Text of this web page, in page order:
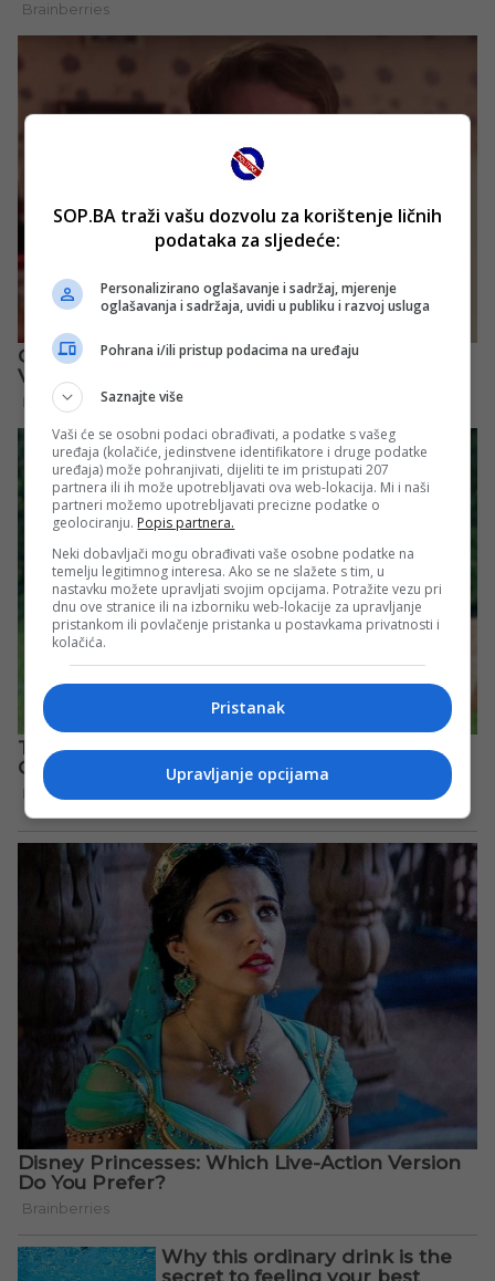
SOP.BA traži vašu dozvolu za korištenje ličnih
podataka za sljedeće:
Personalizirano oglašavanje i sadržaj, mjerenje
oglašavanja i sadržaja, uvidi u publiku i razvoj usluga
Pohrana i/ili pristup podacima na uređaju
Saznajte više
Vaši će se osobni podaci obrađivati, a podatke s vašeg
uređaja (kolačiće, jedinstvene identifikatore i druge podatke
uređaja) može pohranjivati, dijeliti te im pristupati 207
partnera ili ih može upotrebljavati ova web-lokacija. Mi i naši
partneri možemo upotrebljavati precizne podatke o
geolociranju. Popis partnera.
Neki dobavljači mogu obrađivati vaše osobne podatke na
temelju legitimnog interesa. Ako se ne slažete s tim, u
nastavku možete upravljati svojim opcijama. Potražite vezu pri
dnu ove stranice ili na izborniku web-lokacije za upravljanje
pristankom ili povlačenje pristanka u postavkama privatnosti i
kolačića.
Pristanak
Upravljanje opcijama